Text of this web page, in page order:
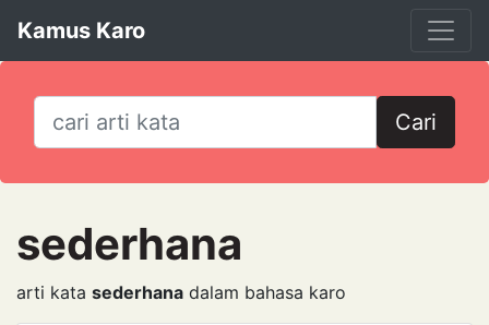
Kamus Karo
Cari
sederhana
arti kata sederhana dalam bahasa karo